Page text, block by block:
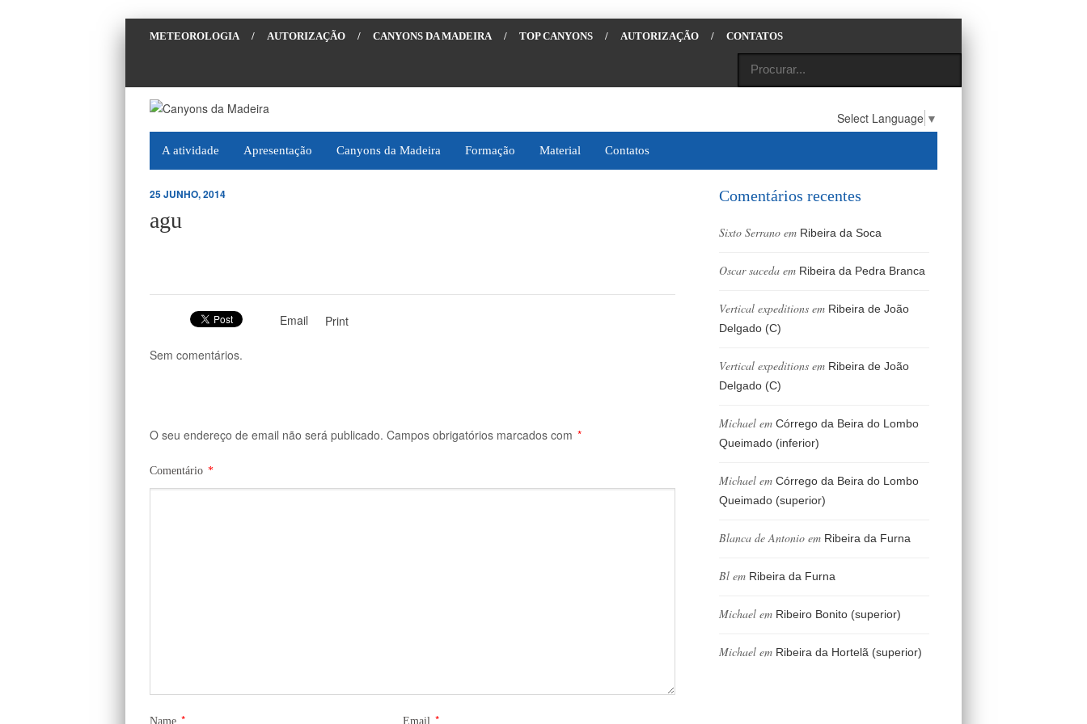
METEOROLOGIA / AUTORIZAÇÃO / CANYONS DA MADEIRA / TOP CANYONS / AUTORIZAÇÃO / CONTATOS
Select Language ▼
A atividade Apresentação Canyons da Madeira Formação Material Contatos
25 JUNHO, 2014
agu
Email Print
Sem comentários.
O seu endereço de email não será publicado. Campos obrigatórios marcados com *
Comentário *
Name * Email *
Comentários recentes
Sixto Serrano em Ribeira da Soca
Oscar saceda em Ribeira da Pedra Branca
Vertical expeditions em Ribeira de João
Delgado (C)
Vertical expeditions em Ribeira de João
Delgado (C)
Michael em Córrego da Beira do Lombo
Queimado (inferior)
Michael em Córrego da Beira do Lombo
Queimado (superior)
Blanca de Antonio em Ribeira da Furna
Bl em Ribeira da Furna
Michael em Ribeiro Bonito (superior)
Michael em Ribeira da Hortelã (superior)